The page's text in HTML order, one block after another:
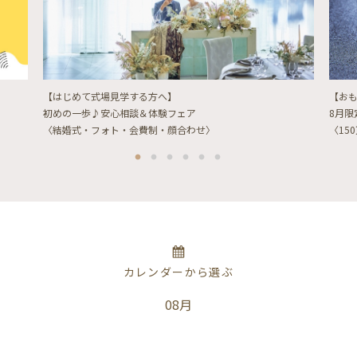
【はじめて式場見学する方へ】
初めの一歩♪安心相談＆体験フェア
〈結婚式・フォト・会費制・顔合わせ〉
【お
8月限
〈
カレンダーから選ぶ
08月